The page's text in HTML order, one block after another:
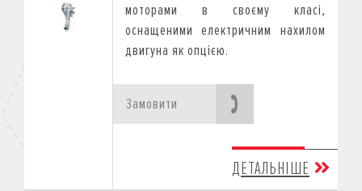
моторами в своєму класі,
оснащеними електричним нахилом
двигуна як опцією.
Замовити
ДЕТАЛЬНІШЕ